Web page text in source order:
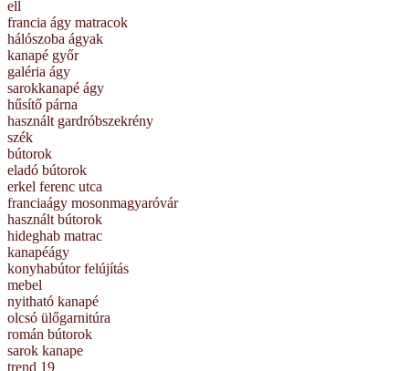
ell
francia ágy matracok
hálószoba ágyak
kanapé győr
galéria ágy
sarokkanapé ágy
hűsítő párna
használt gardróbszekrény
szék
bútorok
eladó bútorok
erkel ferenc utca
franciaágy mosonmagyaróvár
használt bútorok
hideghab matrac
kanapéágy
konyhabútor felújítás
mebel
nyitható kanapé
olcsó ülőgarnitúra
román bútorok
sarok kanape
trend 19